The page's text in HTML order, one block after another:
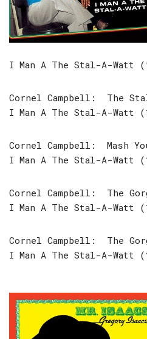
I Man A The Stal-A-Watt
Cornel Campbell: The
I Man A The Stal-A-Watt
Cornel Campbell: Mash
I Man A The Stal-A-Watt
Cornel Campbell: The
I Man A The Stal-A-Watt
Cornel Campbell: The
I Man A The Stal-A-Watt